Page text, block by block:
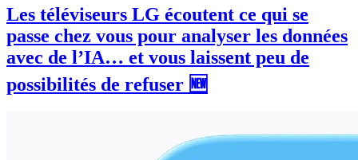
Les téléviseurs LG écoutent ce qui se
passe chez vous pour analyser les données
avec de l’IA… et vous laissent peu de
possibilités de refuser 🆕